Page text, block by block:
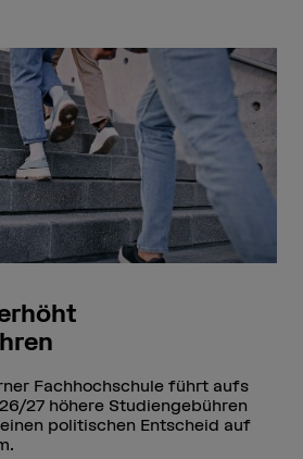
Fachhochschule führt aufs
27 höhere Studiengebühren
politischen Entscheid auf